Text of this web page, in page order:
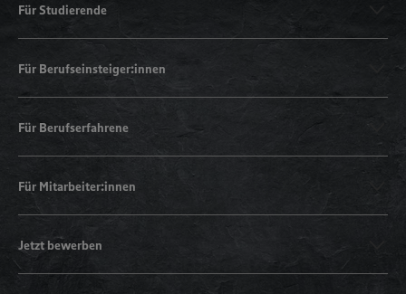
Für Studierende
Für Berufseinsteiger:innen
Für Berufserfahrene
Für Mitarbeiter:innen
Jetzt bewerben